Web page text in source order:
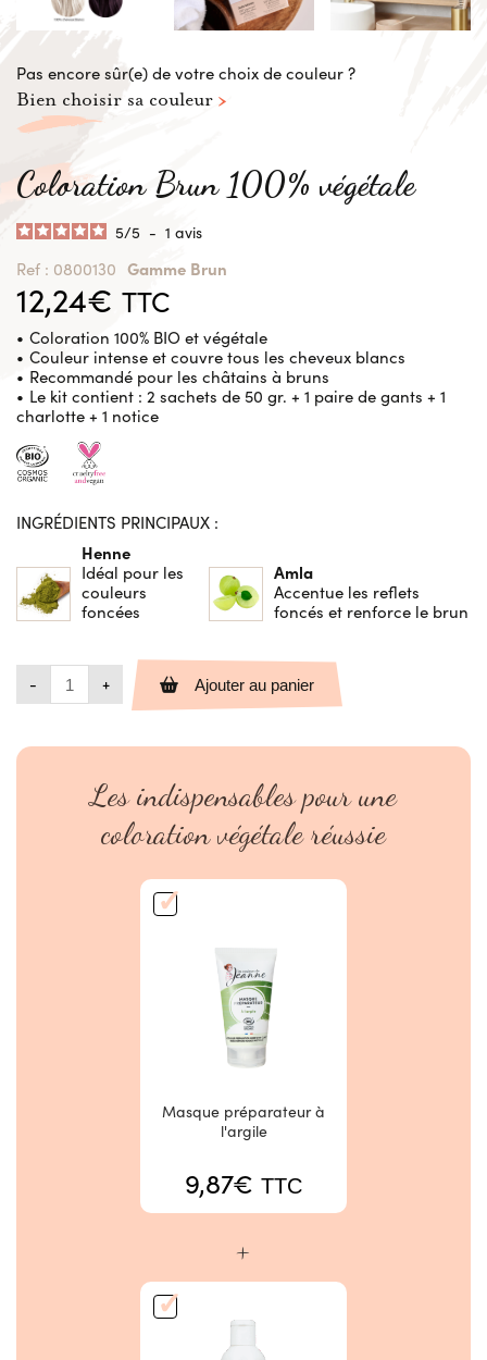
Pas encore sûr(e) de votre choix de couleur ?
Bien choisir sa couleur
Coloration Brun 100% végétale
5/5 - 1 avis
Ref : 0800130 Gamme Brun
12,24€ TTC
Coloration 100% BIO et végétale
Couleur intense et couvre tous les cheveux blancs
Recommandé pour les châtains à bruns
Le kit contient : 2 sachets de 50 gr. + 1 paire de gants + 1
charlotte + 1 notice
INGRÉDIENTS PRINCIPAUX :
Henne
Idéal pour les
couleurs
foncées
Amla
Accentue les reflets
foncés et renforce le brun
Ajouter au panier
Les indispensables pour une
coloration végétale réussie
Masque préparateur à
l'argile
9,87€ TTC
+